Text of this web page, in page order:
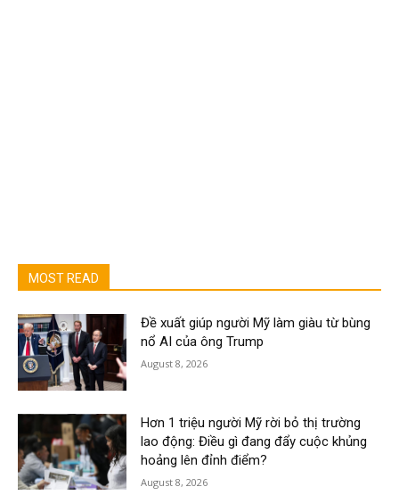
MOST READ
Đề xuất giúp người Mỹ làm giàu từ bùng
nổ AI của ông Trump
August 8, 2026
Hơn 1 triệu người Mỹ rời bỏ thị trường
lao động: Điều gì đang đẩy cuộc khủng
hoảng lên đỉnh điểm?
August 8, 2026